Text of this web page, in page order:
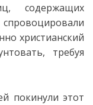
содержащих
христианский
требуя
покинули этот